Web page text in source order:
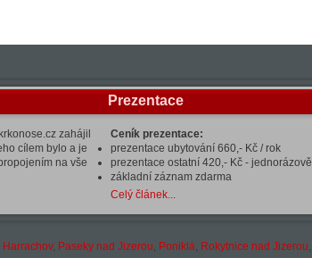
zahájil
cílem bylo a je
na vše
Prezentace
Ceník prezentace:
prezentace ubytování 660,- Kč / rok
prezentace ostatní 420,- Kč - jednorázově
základní záznam zdarma
Celý článek...
Harrachov, Paseky nad Jizerou, Poniklá, Rokytnice nad Jizerou,